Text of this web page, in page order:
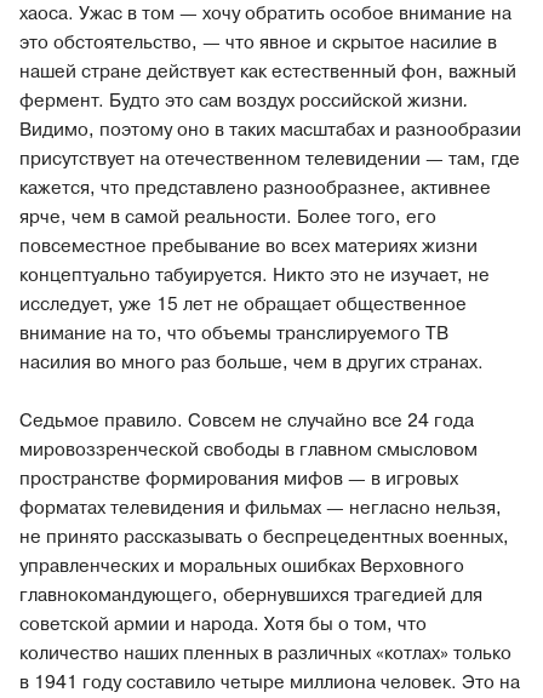
хаоса. Ужас в том — хочу обратить особое внимание на
это обстоятельство, — что явное и скрытое насилие в
нашей стране действует как естественный фон, важный
фермент. Будто это сам воздух российской жизни.
Видимо, поэтому оно в таких масштабах и разнообразии
присутствует на отечественном телевидении — там, где
кажется, что представлено разнообразнее, активнее
ярче, чем в самой реальности. Более того, его
повсеместное пребывание во всех материях жизни
концептуально табуируется. Никто это не изучает, не
исследует, уже 15 лет не обращает общественное
внимание на то, что объемы транслируемого ТВ
насилия во много раз больше, чем в других странах.
Седьмое правило. Совсем не случайно все 24 года
мировоззренческой свободы в главном смысловом
пространстве формирования мифов — в игровых
форматах телевидения и фильмах — негласно нельзя,
не принято рассказывать о беспрецедентных военных,
управленческих и моральных ошибках Верховного
главнокомандующего, обернувшихся трагедией для
советской армии и народа. Хотя бы о том, что
количество наших пленных в различных «котлах» только
в 1941 году составило четыре миллиона человек. Это на